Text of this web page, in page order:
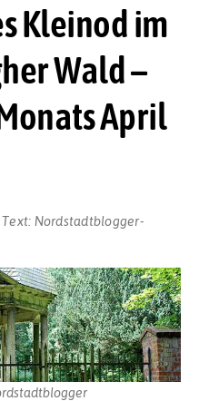
Kleinod im
Wald –
April
Text: Nordstadtblogger-